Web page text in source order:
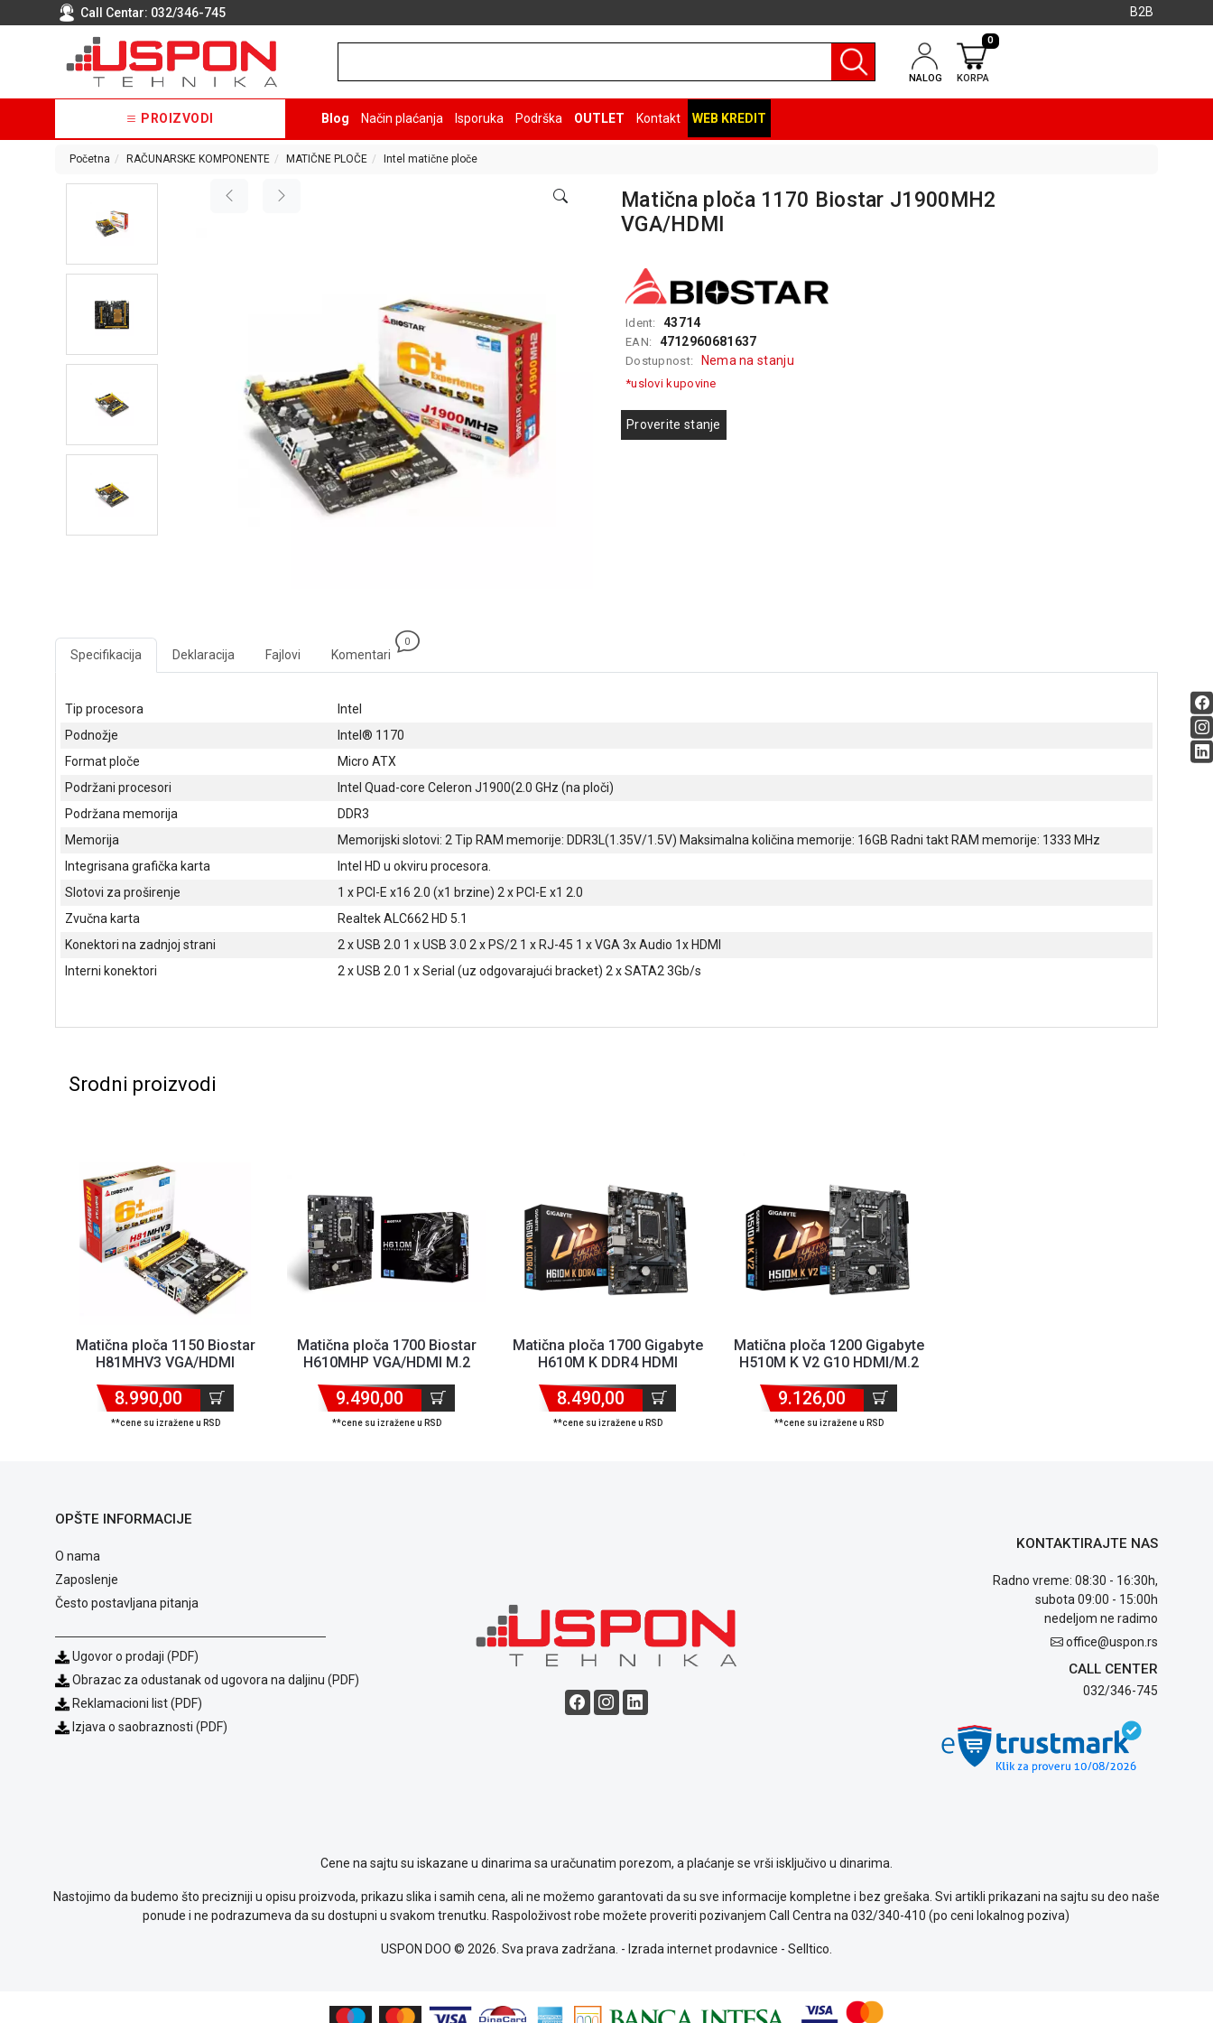
Call Centar: 032/346-745 B2B
NALOG KORPA
0
PROIZVODI Blog Način plaćanja Isporuka Podrška OUTLET Kontakt WEB KREDIT
Početna RAČUNARSKE KOMPONENTE MATIČNE PLOČE Intel matične ploče
Matična ploča 1170 Biostar J1900MH2
VGA/HDMI
Ident: 43714
EAN: 4712960681637
Dostupnost: Nema na stanju
*uslovi kupovine
Proverite stanje
Specifikacija Deklaracija Fajlovi Komentari
0
Tip procesora
Intel
Podnožje
Intel® 1170
Format ploče
Micro ATX
Podržani procesori
Intel Quad-core Celeron J1900(2.0 GHz (na ploči)
Podržana memorija
DDR3
Memorija
Memorijski slotovi: 2 Tip RAM memorije: DDR3L(1.35V/1.5V) Maksimalna količina memorije: 16GB Radni takt RAM memorije: 1333 MHz
Integrisana grafička karta
Intel HD u okviru procesora.
Slotovi za proširenje
1 x PCI-E x16 2.0 (x1 brzine) 2 x PCI-E x1 2.0
Zvučna karta
Realtek ALC662 HD 5.1
Konektori na zadnjoj strani
2 x USB 2.0 1 x USB 3.0 2 x PS/2 1 x RJ-45 1 x VGA 3x Audio 1x HDMI
Interni konektori
2 x USB 2.0 1 x Serial (uz odgovarajući bracket) 2 x SATA2 3Gb/s
Srodni proizvodi
Matična ploča 1150 Biostar
H81MHV3 VGA/HDMI
8.990,00
**cene su izražene u RSD
Matična ploča 1700 Biostar
H610MHP VGA/HDMI M.2
9.490,00
**cene su izražene u RSD
Matična ploča 1700 Gigabyte
H610M K DDR4 HDMI
8.490,00
**cene su izražene u RSD
Matična ploča 1200 Gigabyte
H510M K V2 G10 HDMI/M.2
9.126,00
**cene su izražene u RSD
OPŠTE INFORMACIJE
O nama
Zaposlenje
Često postavljana pitanja
Ugovor o prodaji (PDF)
Obrazac za odustanak od ugovora na daljinu (PDF)
Reklamacioni list (PDF)
Izjava o saobraznosti (PDF)
KONTAKTIRAJTE NAS
Radno vreme: 08:30 - 16:30h,
subota 09:00 - 15:00h
nedeljom ne radimo
office@uspon.rs
CALL CENTER
032/346-745
Cene na sajtu su iskazane u dinarima sa uračunatim porezom, a plaćanje se vrši isključivo u dinarima.
Nastojimo da budemo što precizniji u opisu proizvoda, prikazu slika i samih cena, ali ne možemo garantovati da su sve informacije kompletne i bez grešaka. Svi artikli prikazani na sajtu su deo naše
ponude i ne podrazumeva da su dostupni u svakom trenutku. Raspoloživost robe možete proveriti pozivanjem Call Centra na 032/340-410 (po ceni lokalnog poziva)
USPON DOO © 2026. Sva prava zadržana. - Izrada internet prodavnice - Selltico.